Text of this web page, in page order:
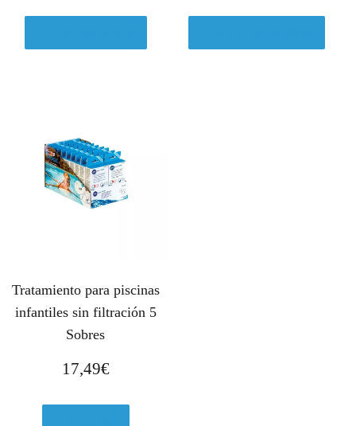
Tratamiento para piscinas
infantiles sin filtración 5
Sobres
17,49€